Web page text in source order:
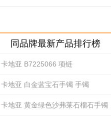
同品牌最新产品排行榜
卡地亚 B7225066 项链
卡地亚 白金蓝宝石手镯 手镯
卡地亚 黄金绿色沙弗莱石榴石手镯 手镯